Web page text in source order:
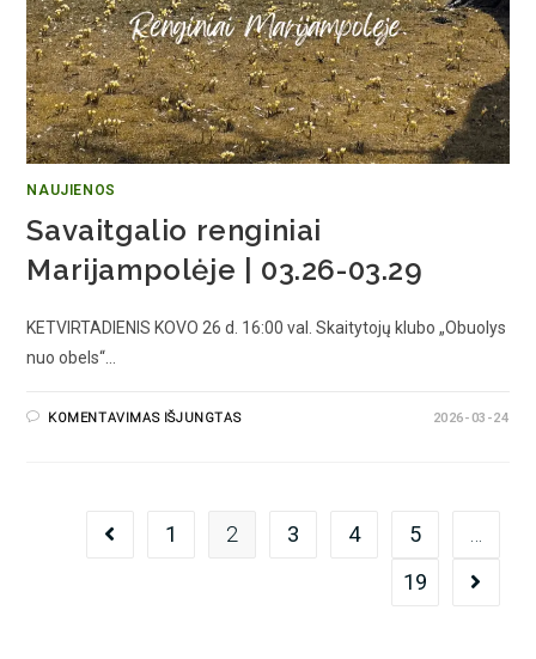
NAUJIENOS
Savaitgalio renginiai
Marijampolėje | 03.26-03.29
KETVIRTADIENIS KOVO 26 d. 16:00 val. Skaitytojų klubo „Obuolys
nuo obels“…
KOMENTAVIMAS IŠJUNGTAS 2026-03-24
1 2 3 4 5
19